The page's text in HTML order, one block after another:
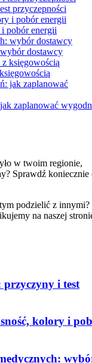
przyczepności
pobór energii
dostawcy
zaplanować
w twoim regionie,
Sprawdź koniecznie
podzielić z innymi?
na naszej
przyczyny i test
kolory i